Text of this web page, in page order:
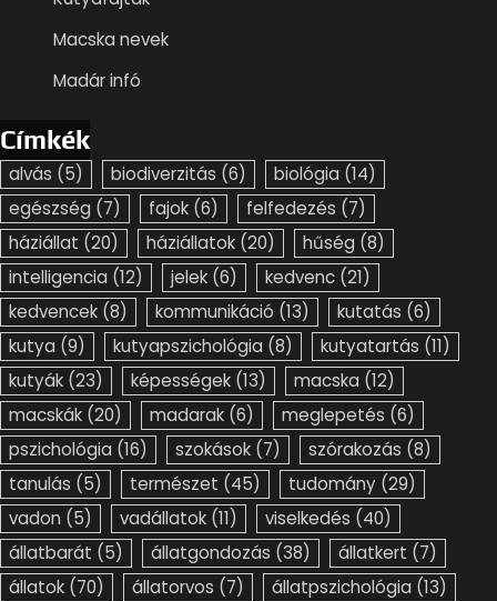
Macska nevek
Madár infó
Címkék
alvás (5) biodiverzitás (6) biológia (14)
egészség (7) fajok (6) felfedezés (7)
háziállat (20) háziállatok (20) hűség (8)
intelligencia (12) jelek (6) kedvenc (21)
kedvencek (8) kommunikáció (13) kutatás (6)
kutya (9) kutyapszichológia (8) kutyatartás (11)
kutyák (23) képességek (13) macska (12)
macskák (20) madarak (6) meglepetés (6)
pszichológia (16) szokások (7) szórakozás (8)
tanulás (5) természet (45) tudomány (29)
vadon (5) vadállatok (11) viselkedés (40)
állatbarát (5) állatgondozás (38) állatkert (7)
állatok (70) állatorvos (7) állatpszichológia (13)